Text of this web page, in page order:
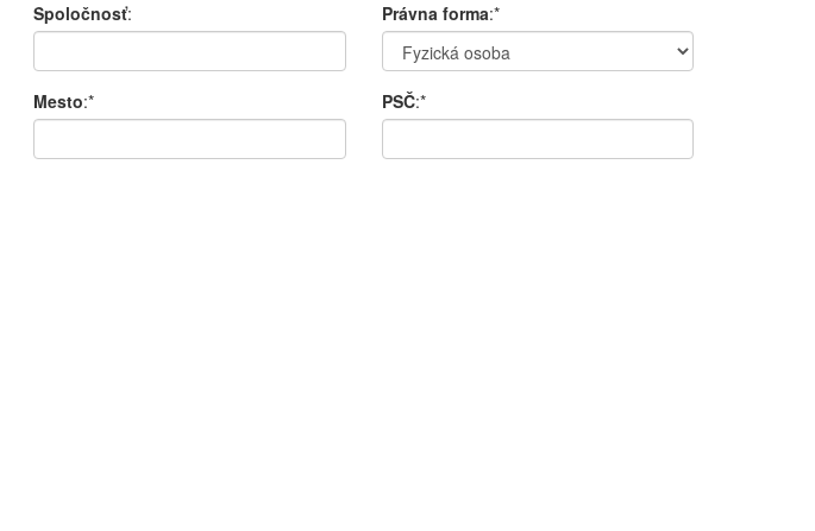
Spoločnosť: Právna forma:*
Mesto:* PSČ:*